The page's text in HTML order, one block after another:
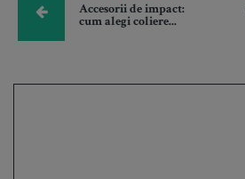
Accesorii de impact:
cum alegi coliere...